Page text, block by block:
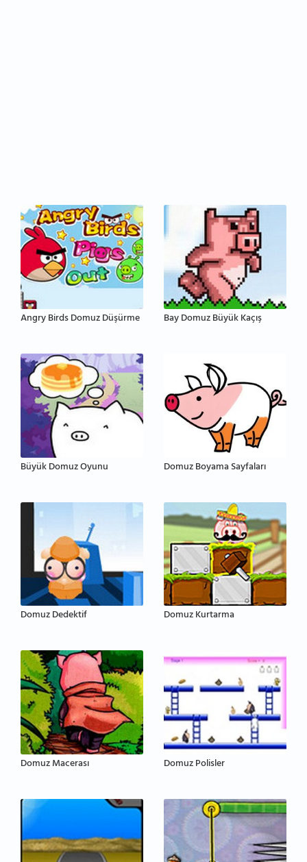
Angry Birds Domuz Düşürme Bay Domuz Büyük Kaçış
Büyük Domuz Oyunu Domuz Boyama Sayfaları
Domuz Dedektif Domuz Kurtarma
Domuz Macerası Domuz Polisler